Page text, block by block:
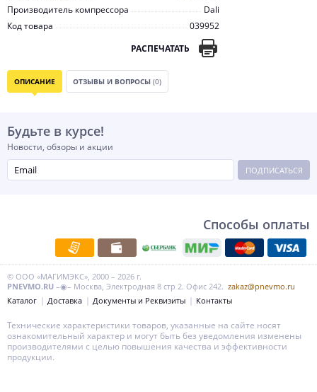
Производитель компрессора
Dali
Код товара
039952
РАСПЕЧАТАТЬ
ОПИСАНИЕ ОТЗЫВЫ И ВОПРОСЫ (0)
Будьте в курсе!
Новости, обзоры и акции
ПОДПИСАТЬСЯ
Способы оплаты
© ООО «МАГИМЭКС», 2000 – 2026 г.
PNEVMO.RU –◉– Москва, Электродная 8 стр 2. Офис 242. zakaz@pnevmo.ru
Каталог
Доставка Документы и Реквизиты Контакты
Технические характеристики товаров, указанные на сайте носят
ознакомительный характер и могут быть без уведомления изменены
производителями с целью повышения качества и эффективности
продукции.